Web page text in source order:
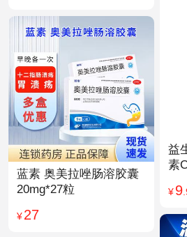
益生日
素
¥9
蓝素 奥美拉唑肠溶胶囊
20mg*27粒
¥27